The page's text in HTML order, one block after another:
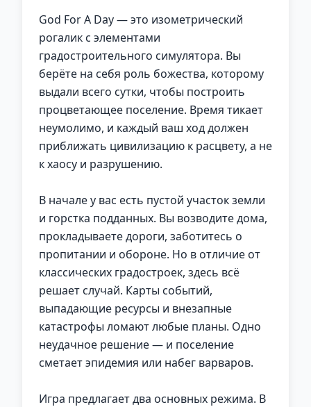
God For A Day — это изометрический
рогалик с элементами
градостроительного симулятора. Вы
берёте на себя роль божества, которому
выдали всего сутки, чтобы построить
процветающее поселение. Время тикает
неумолимо, и каждый ваш ход должен
приближать цивилизацию к расцвету, а не
к хаосу и разрушению.
В начале у вас есть пустой участок земли
и горстка подданных. Вы возводите дома,
прокладываете дороги, заботитесь о
пропитании и обороне. Но в отличие от
классических градостроек, здесь всё
решает случай. Карты событий,
выпадающие ресурсы и внезапные
катастрофы ломают любые планы. Одно
неудачное решение — и поселение
сметает эпидемия или набег варваров.
Игра предлагает два основных режима. В